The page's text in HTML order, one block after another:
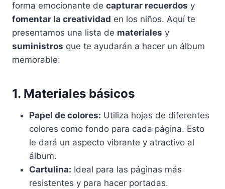
forma emocionante de capturar recuerdos y
fomentar la creatividad en los niños. Aquí te
presentamos una lista de materiales y
suministros que te ayudarán a hacer un álbum
memorable:
1. Materiales básicos
Papel de colores: Utiliza hojas de diferentes
colores como fondo para cada página. Esto
le dará un aspecto vibrante y atractivo al
álbum.
Cartulina: Ideal para las páginas más
resistentes y para hacer portadas.